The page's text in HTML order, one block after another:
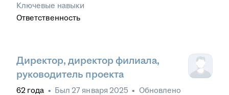
Ключевые навыки
Ответственность
Директор, директор филиала,
руководитель проекта
62 года • Был 27 января 2025 • Обновлено